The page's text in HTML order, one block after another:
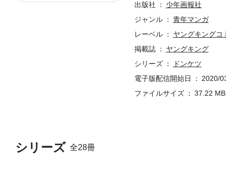
シリーズ 全28冊
出版社
少年画報社
ジャンル
青年マンガ
レーベル
ヤングキングコ
掲載誌
ヤングキング
シリーズ
ドンケツ
電子版配信開始日
2020/
ファイルサイズ
37.22 MB